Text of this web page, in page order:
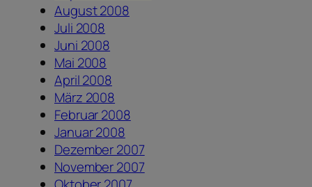
August 2008
Juli 2008
Juni 2008
Mai 2008
April 2008
März 2008
Februar 2008
Januar 2008
Dezember 2007
November 2007